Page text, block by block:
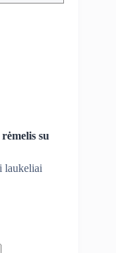
su
laukeliai